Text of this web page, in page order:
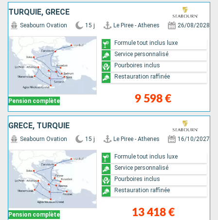
TURQUIE, GRÈCE
Pension complète
Seabourn Ovation 15 j Le Piree - Athenes 26/08/2028
9 598 €
Formule tout inclus luxe
Service personnalisé
Pourboires inclus
Restauration raffinée
GRÈCE, TURQUIE
Pension complète
Seabourn Ovation 15 j Le Piree - Athenes 16/10/2027
13 418 €
Formule tout inclus luxe
Service personnalisé
Pourboires inclus
Restauration raffinée